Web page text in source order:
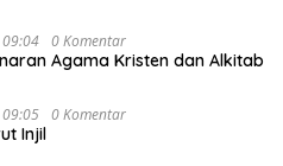
0 Komentar
Agama Kristen dan Alkitab
0 Komentar
Injil